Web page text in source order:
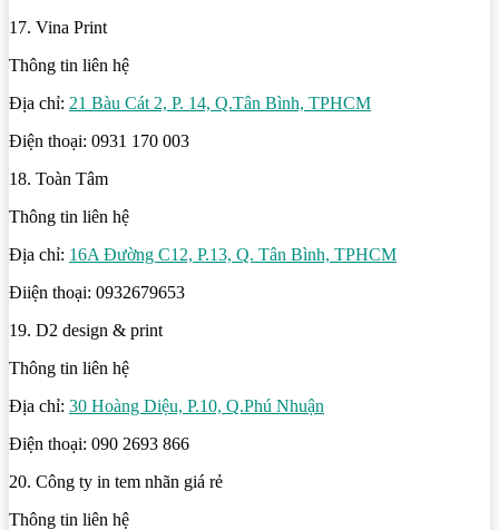
17. Vina Print
Thông tin liên hệ
Địa chỉ: 21 Bàu Cát 2, P. 14, Q.Tân Bình, TPHCM
Điện thoại: 0931 170 003
18. Toàn Tâm
Thông tin liên hệ
Địa chỉ: 16A Đường C12, P.13, Q. Tân Bình, TPHCM
Điiện thoại: 0932679653
19. D2 design & print
Thông tin liên hệ
Địa chỉ: 30 Hoàng Diệu, P.10, Q.Phú Nhuận
Điện thoại: 090 2693 866
20. Công ty in tem nhãn giá rẻ
Thông tin liên hệ